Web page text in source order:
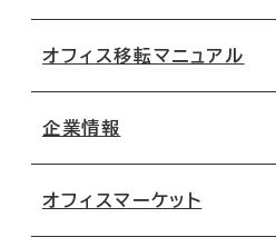
地図から探す
路線・駅から探す
オフィス移転マニュアル
移転コストシミュレーション
移転スケジュール
企業情報
オフィスマーケット